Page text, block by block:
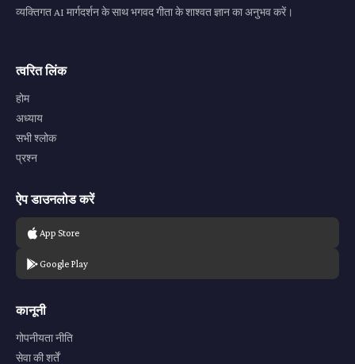
व्यक्तिगत AI मार्गदर्शन के साथ भगवद गीता के शाश्वत ज्ञान का अनुभव करें।
त्वरित लिंक
होम
अध्याय
सभी श्लोक
प्रश्न
ऐप डाउनलोड करें
App Store
Google Play
कानूनी
गोपनीयता नीति
सेवा की शर्तें